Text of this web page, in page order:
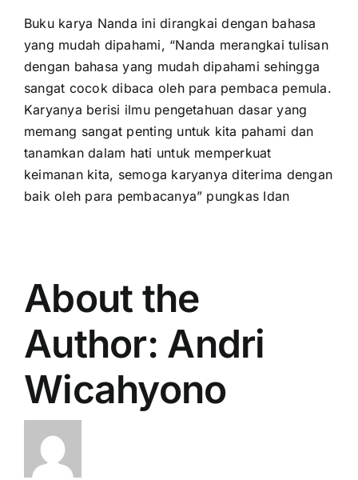
Buku karya Nanda ini dirangkai dengan bahasa
yang mudah dipahami, “Nanda merangkai tulisan
dengan bahasa yang mudah dipahami sehingga
sangat cocok dibaca oleh para pembaca pemula.
Karyanya berisi ilmu pengetahuan dasar yang
memang sangat penting untuk kita pahami dan
tanamkan dalam hati untuk memperkuat
keimanan kita, semoga karyanya diterima dengan
baik oleh para pembacanya” pungkas Idan
About the
Author: Andri
Wicahyono